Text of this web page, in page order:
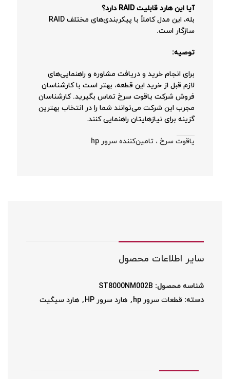
آیا این هارد قابلیت RAID دارد؟
بله، این مدل کاملاً با پیکربندی‌های مختلف RAID
سازگار است.
توصیه:
برای انجام خرید و دریافت مشاوره و راهنمایی‌های
لازم قبل از خرید این قطعه، بهتر است با کارشناسان
فروش شرکت یاقوت سرخ تماس بگیرید. کارشناسان
مجرب این شرکت می‌توانند شما را در انتخاب بهترین
گزینه برای نیازهایتان راهنمایی کنند.
یاقوت سرخ ، تامین‌کننده سرور hp
سایر اطلاعات محصول
شناسه محصول: ST8000NM002B
دسته: قطعات سرور hp , هارد سرور HP , هارد سیگیت